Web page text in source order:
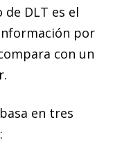
DLT es el
por
con un
en tres